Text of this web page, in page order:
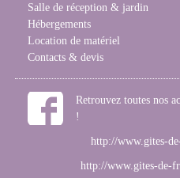
Salle de réception & jardin
Hébergements
Location de matériel
Contacts & devis
Retrouvez toutes nos
!
http://www.gites-
http://www.gites-de-